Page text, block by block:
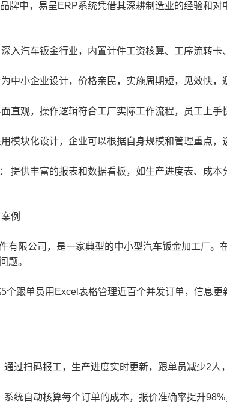
中，易呈ERP系统凭借其深耕制造业的经验和对
汽车钣金行业，内置计件工资核算、工序流转卡
小企业设计，价格亲民，实施周期短，见效快，
观，操作逻辑符合工厂实际工作流程，员工上手
块化设计，企业可以根据自身规模和管理重点，
供丰富的报表和数据看板，如生产进度表、成本
例
限公司，是一家典型的中小型汽车钣金加工厂。
题。
跟单员用Excel表格管理近百个并发订单，信息更
扫码报工，生产进度实时更新，跟单员减少2人，
自动核算每个订单的成本，报价准确率提升98%